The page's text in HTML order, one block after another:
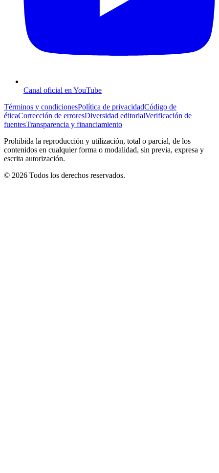
Canal oficial en YouTube
Términos y condicionesPolítica de privacidadCódigo de
éticaCorrección de erroresDiversidad editorialVerificación de
fuentesTransparencia y financiamiento
Prohibida la reproducción y utilización, total o parcial, de los
contenidos en cualquier forma o modalidad, sin previa, expresa y
escrita autorización.
© 2026 Todos los derechos reservados.